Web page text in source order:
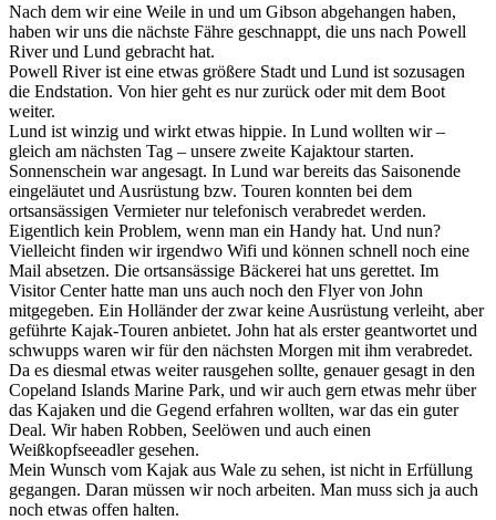
Nach dem wir eine Weile in und um Gibson abgehangen haben,
haben wir uns die nächste Fähre geschnappt, die uns nach Powell
River und Lund gebracht hat.
Powell River ist eine etwas größere Stadt und Lund ist sozusagen
die Endstation. Von hier geht es nur zurück oder mit dem Boot
weiter.
Lund ist winzig und wirkt etwas hippie. In Lund wollten wir –
gleich am nächsten Tag – unsere zweite Kajaktour starten.
Sonnenschein war angesagt. In Lund war bereits das Saisonende
eingeläutet und Ausrüstung bzw. Touren konnten bei dem
ortsansässigen Vermieter nur telefonisch verabredet werden.
Eigentlich kein Problem, wenn man ein Handy hat. Und nun?
Vielleicht finden wir irgendwo Wifi und können schnell noch eine
Mail absetzen. Die ortsansässige Bäckerei hat uns gerettet. Im
Visitor Center hatte man uns auch noch den Flyer von John
mitgegeben. Ein Holländer der zwar keine Ausrüstung verleiht, aber
geführte Kajak-Touren anbietet. John hat als erster geantwortet und
schwupps waren wir für den nächsten Morgen mit ihm verabredet.
Da es diesmal etwas weiter rausgehen sollte, genauer gesagt in den
Copeland Islands Marine Park, und wir auch gern etwas mehr über
das Kajaken und die Gegend erfahren wollten, war das ein guter
Deal. Wir haben Robben, Seelöwen und auch einen
Weißkopfseeadler gesehen.
Mein Wunsch vom Kajak aus Wale zu sehen, ist nicht in Erfüllung
gegangen. Daran müssen wir noch arbeiten. Man muss sich ja auch
noch etwas offen halten.